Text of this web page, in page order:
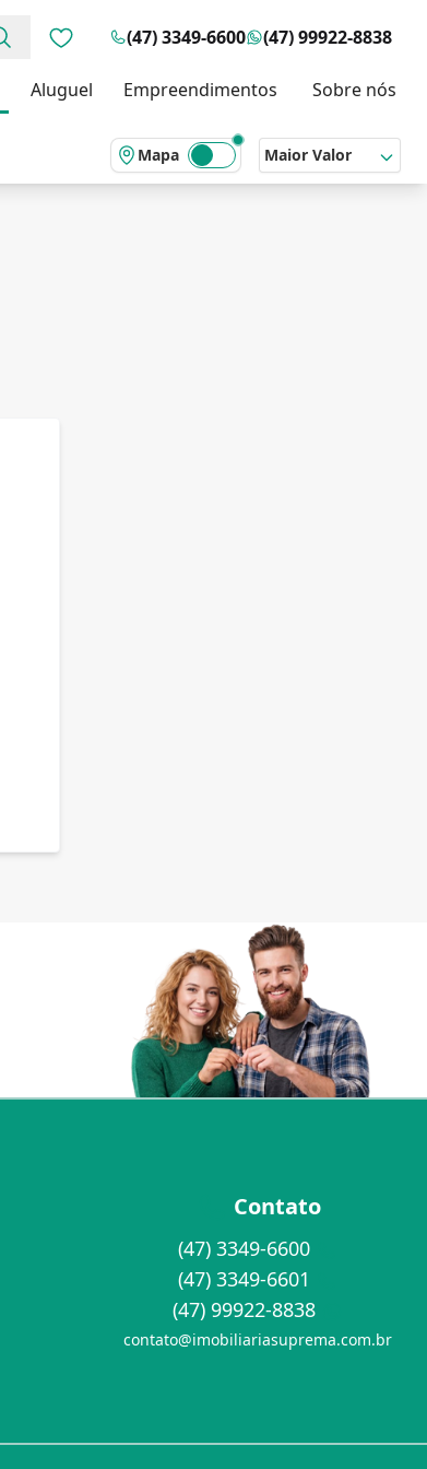
Favoritos (0 itens)
(47) 3349-6600 (47) 99922-8838
Aluguel Empreendimentos Sobre nós
Mapa Maior Valor
Contato
(47) 3349-6600
(47) 3349-6601
(47) 99922-8838
contato@imobiliariasuprema.com.br